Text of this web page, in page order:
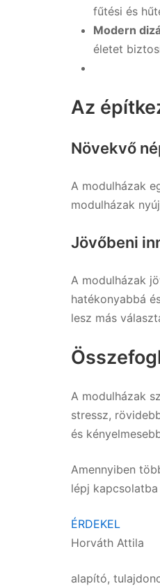
fűtési és
Modern
életet
Az
Növekvő
A modulházak
modulházak
Jövőbeni
A modulházak
hatékonyabbá
lesz más
A modulházak
stressz,
és
Amennyiben
lépj
ÉRDEKEL
Horváth Attila
alapító,